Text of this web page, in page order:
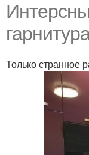
Только странное